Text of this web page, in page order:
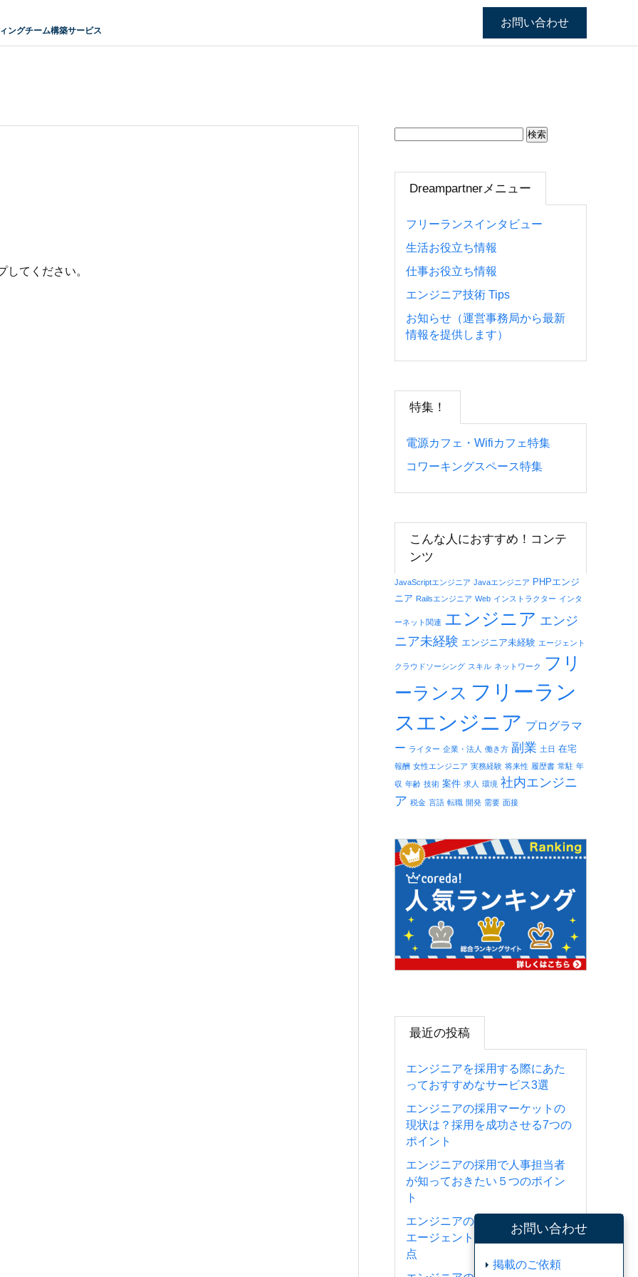
ングチーム構築サービス
お問い合わせ
お問い合わせ
掲載のご依頼
てください。
Dreampartnerメニュー
フリーランスインタビュー
生活お役立ち情報
仕事お役立ち情報
エンジニア技術 Tips
お知らせ（運営事務局から最新
情報を提供します）
特集！
電源カフェ・Wifiカフェ特集
コワーキングスペース特集
こんな人におすすめ！コンテ
ンツ
JavaScriptエンジニア Javaエンジニア PHPエンジ
ニア Railsエンジニア Web インストラクター インタ
ーネット関連 エンジニア エンジ
ニア未経験 エンジニア未経験 エージェント
クラウドソーシング スキル ネットワーク
フリ
ーランス フリーラン
スエンジニア プログラマ
ー ライター 企業・法人 働き方 副業 土日 在宅
報酬 女性エンジニア 実務経験 将来性 履歴書 常駐 年
収 年齢 技術 案件 求人 環境 社内エンジニ
ア 税金 言語 転職 開発 需要 面接
最近の投稿
エンジニアを採用する際にあた
っておすすめなサービス3選
エンジニアの採用マーケットの
現状は？採用を成功させる7つの
ポイント
エンジニアの採用で人事担当者
が知っておきたい５つのポイン
ト
エンジニアの採用におすすめの
エージェントと利用の際の注意
点